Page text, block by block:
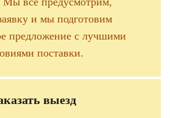
и мы подготовим
предложение с лучшими
поставки.
выезд